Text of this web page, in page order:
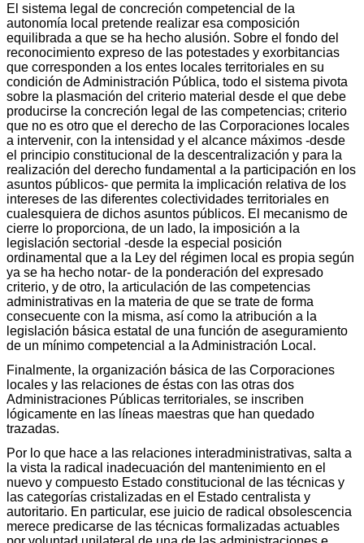
El sistema legal de concreción competencial de la
autonomía local pretende realizar esa composición
equilibrada a que se ha hecho alusión. Sobre el fondo del
reconocimiento expreso de las potestades y exorbitancias
que corresponden a los entes locales territoriales en su
condición de Administración Pública, todo el sistema pivota
sobre la plasmación del criterio material desde el que debe
producirse la concreción legal de las competencias; criterio
que no es otro que el derecho de las Corporaciones locales
a intervenir, con la intensidad y el alcance máximos -desde
el principio constitucional de la descentralización y para la
realización del derecho fundamental a la participación en los
asuntos públicos- que permita la implicación relativa de los
intereses de las diferentes colectividades territoriales en
cualesquiera de dichos asuntos públicos. El mecanismo de
cierre lo proporciona, de un lado, la imposición a la
legislación sectorial -desde la especial posición
ordinamental que a la Ley del régimen local es propia según
ya se ha hecho notar- de la ponderación del expresado
criterio, y de otro, la articulación de las competencias
administrativas en la materia de que se trate de forma
consecuente con la misma, así como la atribución a la
legislación básica estatal de una función de aseguramiento
de un mínimo competencial a la Administración Local.
Finalmente, la organización básica de las Corporaciones
locales y las relaciones de éstas con las otras dos
Administraciones Públicas territoriales, se inscriben
lógicamente en las líneas maestras que han quedado
trazadas.
Por lo que hace a las relaciones interadministrativas, salta a
la vista la radical inadecuación del mantenimiento en el
nuevo y compuesto Estado constitucional de las técnicas y
las categorías cristalizadas en el Estado centralista y
autoritario. En particular, ese juicio de radical obsolescencia
merece predicarse de las técnicas formalizadas actuables